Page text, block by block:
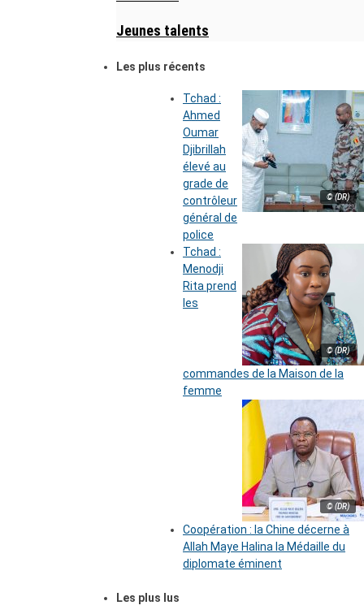
Jeunes talents
Les plus récents
© (DR)
Tchad :
Ahmed
Oumar
Djibrillah
élevé au
grade de
contrôleur
général de
police
© (DR)
Tchad :
Menodji
Rita prend
les
commandes de la Maison de la
femme
© (DR)
Coopération : la Chine décerne à
Allah Maye Halina la Médaille du
diplomate éminent
Les plus lus